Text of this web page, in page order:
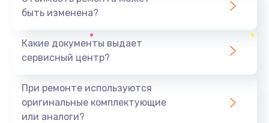
Ремонт южного моста
Замена батарейки BIOS
быть изменена?
Какие документы выдает
сервисный центр?
При ремонте используются
оригинальные комплектующие
или аналоги?